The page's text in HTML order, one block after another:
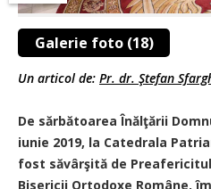
Galerie foto (18)
Un articol de: Pr. dr. Ştefan
De sărbătoarea Înălţării
iunie 2019, la Catedrala
fost săvârşită de
Bisericii Ortodoxe Române,